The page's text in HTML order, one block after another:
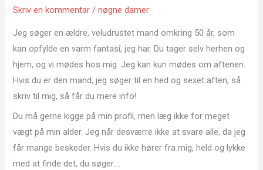
Skriv en kommentar /nøgne damer
Jeg søger en ældre, veludrustet mand omkring 50 år, som
kan opfylde en varm fantasi, jeg har. Du tager selv herhen og
hjem, og vi mødes hos mig. Jeg kan kun mødes om aftenen.
Hvis du er den mand, jeg søger til en hed og sexet aften, så
skriv til mig, så får du mere info!
Du må gerne kigge på min profil, men læg ikke for meget
vægt på min alder. Jeg når desværre ikke at svare alle, da jeg
får mange beskeder. Hvis du ikke hører fra mig, held og lykke
med at finde det, du søger….